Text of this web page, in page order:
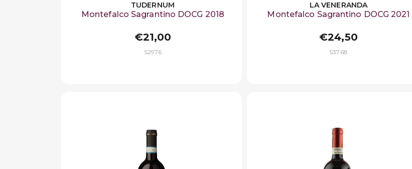
TUDERNUM
Montefalco Sagrantino DOCG 2018
€21,00
S2976
LA VENERANDA
Montefalco Sagrantino DOCG 2021
€24,50
S3768